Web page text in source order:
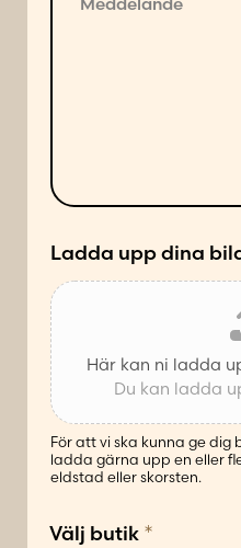
t
*
d
e
Ladda upp dina
Här kan ni ladda
Du kan ladda
För att vi ska kunna ge
ladda gärna upp en eller
eldstad eller skorsten.
Välj butik *